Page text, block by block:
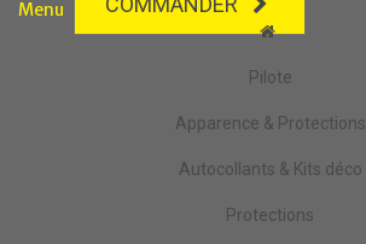
Menu
Pilote
Apparence & Protections
Autocollants & Kits déco
Protections